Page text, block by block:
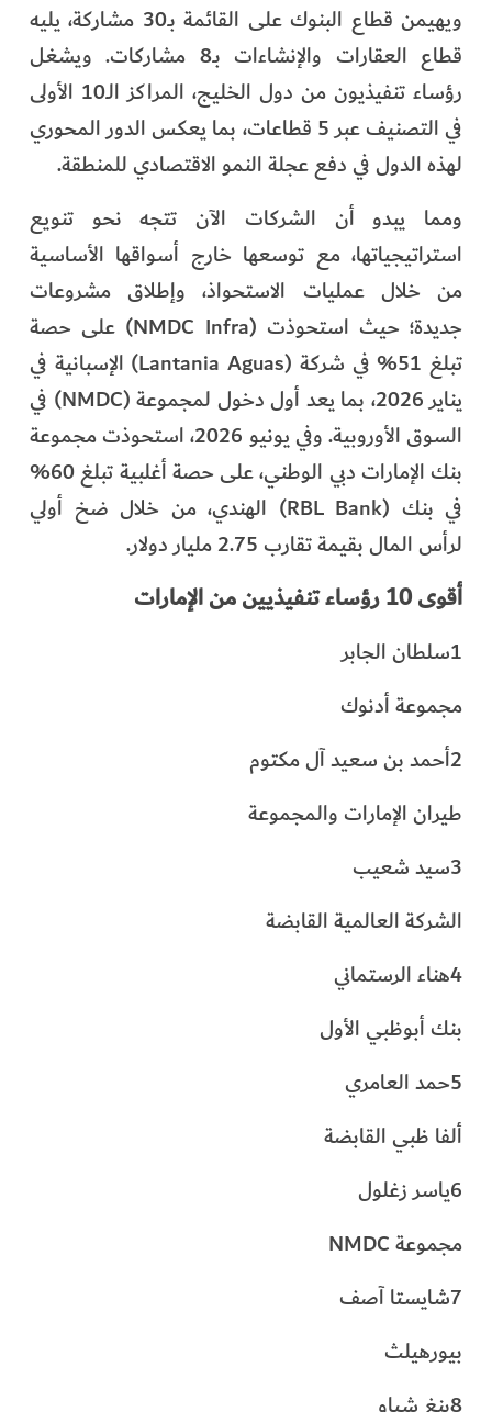
ويهيمن قطاع البنوك على القائمة بـ30 مشاركة، يليه
قطاع العقارات والإنشاءات بـ8 مشاركات. ويشغل
رؤساء تنفيذيون من دول الخليج، المراكز الـ10 الأولى
في التصنيف عبر 5 قطاعات، بما يعكس الدور المحوري
لهذه الدول في دفع عجلة النمو الاقتصادي للمنطقة.
ومما يبدو أن الشركات الآن تتجه نحو تنويع
استراتيجياتها، مع توسعها خارج أسواقها الأساسية
من خلال عمليات الاستحواذ، وإطلاق مشروعات
جديدة؛ حيث استحوذت (NMDC Infra) على حصة
تبلغ 51% في شركة (Lantania Aguas) الإسبانية في
يناير 2026، بما يعد أول دخول لمجموعة (NMDC) في
السوق الأوروبية. وفي يونيو 2026، استحوذت مجموعة
بنك الإمارات دبي الوطني، على حصة أغلبية تبلغ 60%
في بنك (RBL Bank) الهندي، من خلال ضخ أولي
لرأس المال بقيمة تقارب 2.75 مليار دولار.
أقوى 10 رؤساء تنفيذيين من الإمارات
1سلطان الجابر
مجموعة أدنوك
2أحمد بن سعيد آل مكتوم
طيران الإمارات والمجموعة
3سيد شعيب
الشركة العالمية القابضة
4هناء الرستماني
بنك أبوظبي الأول
5حمد العامري
ألفا ظبي القابضة
6ياسر زغلول
مجموعة NMDC
7شايستا آصف
بيورهيلث